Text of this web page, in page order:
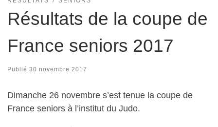
Résultats de la coupe de
France seniors 2017
Publié 30 novembre 2017
Dimanche 26 novembre s’est tenue la coupe de
France seniors à l’institut du Judo.